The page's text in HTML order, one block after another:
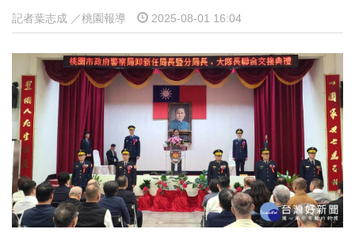
記者葉志成 ／桃園報導 2025-08-01 16:04